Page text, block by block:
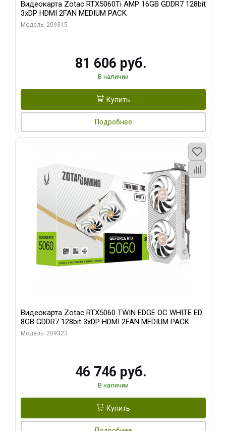
Видеокарта Zotac RTX5060Ti AMP 16GB GDDR7 128bit
3xDP HDMI 2FAN MEDIUM PACK
Модель: 209315
81 606 руб.
В наличии
Купить
Подробнее
Видеокарта Zotac RTX5060 TWIN EDGE OC WHITE ED
8GB GDDR7 128bit 3xDP HDMI 2FAN MEDIUM PACK
Модель: 209323
46 746 руб.
В наличии
Купить